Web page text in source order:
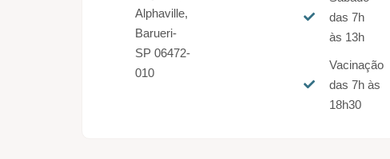
Alphaville,
Barueri-
SP 06472-
010
das 7h
às 13h
Vacinação
das 7h às
18h30